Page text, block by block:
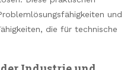
und
die für technische